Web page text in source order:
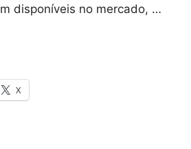
disponíveis no mercado, …
X